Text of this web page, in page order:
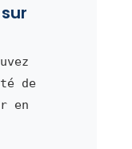
de
en